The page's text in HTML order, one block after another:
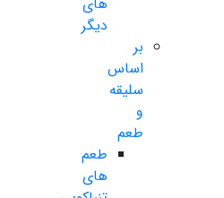
دیگر
بر
اساس
سلیقه
و
طعم
طعم
های